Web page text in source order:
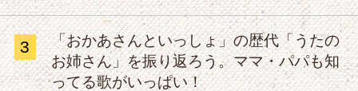
3
「おかあさんといっしょ」の歴代「うたの
お姉さん」を振り返ろう。ママ・パパも知
ってる歌がいっぱい！